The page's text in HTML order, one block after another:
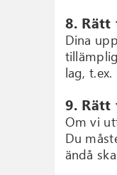
8.
Dina
lag,
9.
Om vi
Du
ändå